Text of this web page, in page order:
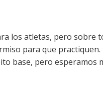
los atletas, pero sobre
para que
base, pero